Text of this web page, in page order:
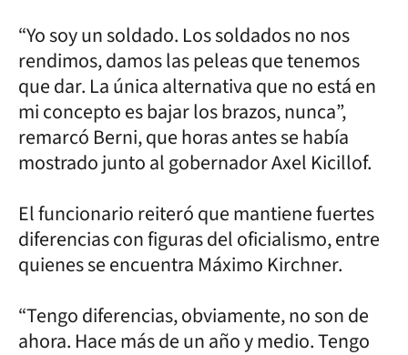
“Yo soy un soldado. Los soldados no nos
rendimos, damos las peleas que tenemos
que dar. La única alternativa que no está en
mi concepto es bajar los brazos, nunca”,
remarcó Berni, que horas antes se había
mostrado junto al gobernador Axel Kicillof.
El funcionario reiteró que mantiene fuertes
diferencias con figuras del oficialismo, entre
quienes se encuentra Máximo Kirchner.
“Tengo diferencias, obviamente, no son de
ahora. Hace más de un año y medio. Tengo